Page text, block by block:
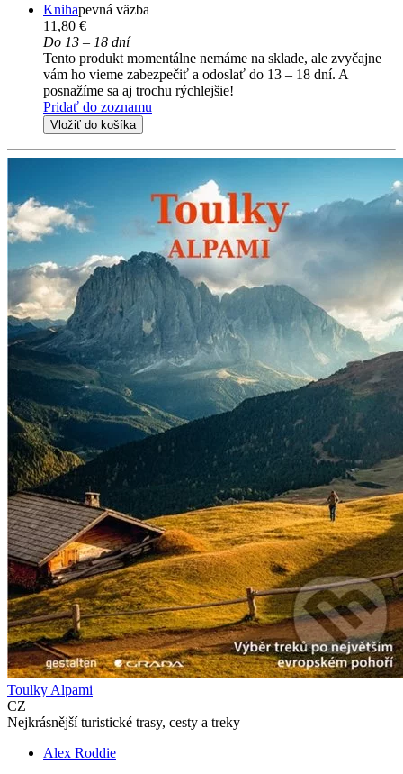
Knihapevná väzba
11,80 €
Do 13 – 18 dní
Tento produkt momentálne nemáme na sklade, ale zvyčajne
vám ho vieme zabezpečiť a odoslať do 13 – 18 dní. A
posnažíme sa aj trochu rýchlejšie!
Pridať do zoznamu
Vložiť do košíka
Toulky Alpami
CZ
Nejkrásnější turistické trasy, cesty a treky
Alex Roddie